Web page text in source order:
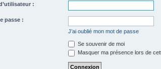
:
passe :
J’ai oublié mon mot de passe
Se souvenir de moi
Masquer ma présence lors de